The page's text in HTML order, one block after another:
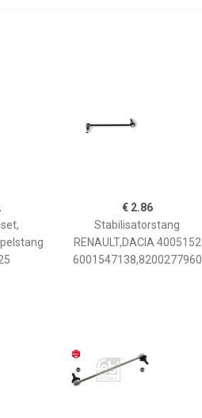
€ 2.86
Stabilisatorstang
RENAULT,DACIA 4005152
6001547138,8200277960